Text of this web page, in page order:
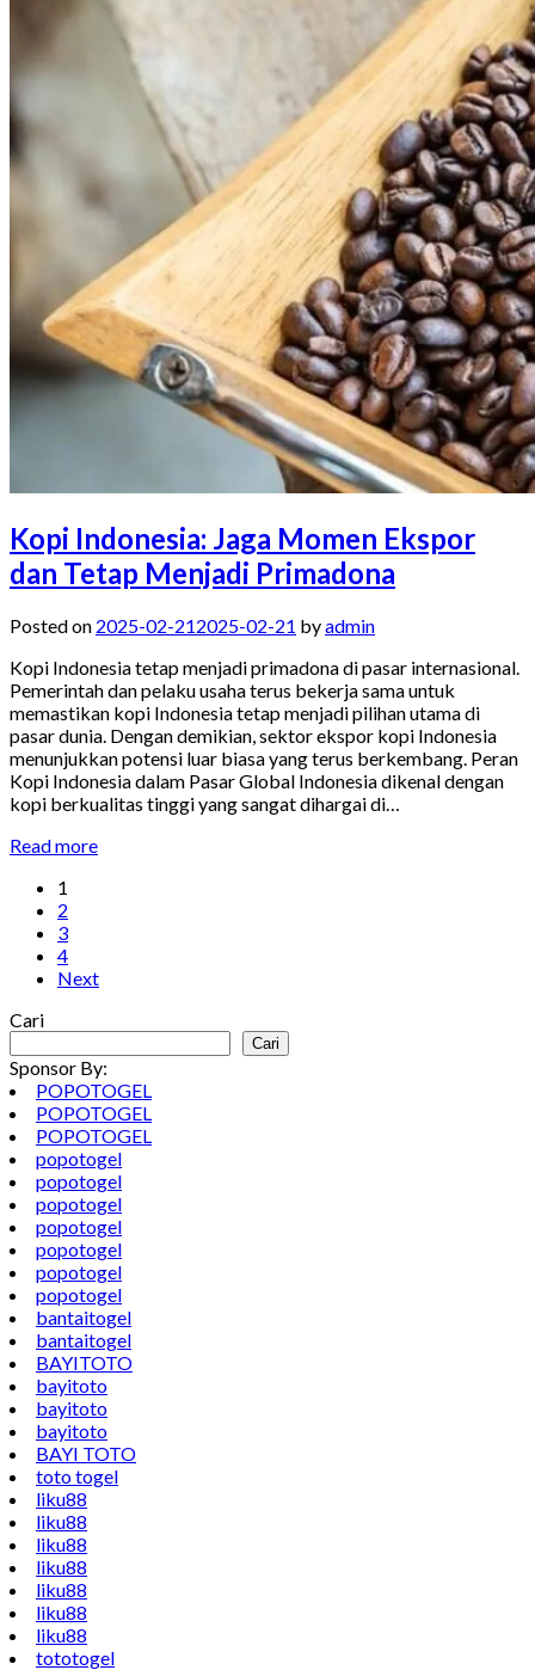
Kopi Indonesia: Jaga Momen Ekspor
dan Tetap Menjadi Primadona
Posted on 2025-02-212025-02-21 byadmin
Kopi Indonesia tetap menjadi primadona di pasar internasional.
Pemerintah dan pelaku usaha terus bekerja sama untuk
memastikan kopi Indonesia tetap menjadi pilihan utama di
pasar dunia. Dengan demikian, sektor ekspor kopi Indonesia
menunjukkan potensi luar biasa yang terus berkembang. Peran
Kopi Indonesia dalam Pasar Global Indonesia dikenal dengan
kopi berkualitas tinggi yang sangat dihargai di…
Read more
Paginasi
pos
1
2
3
4
Next
Cari
Cari
Sponsor By:
POPOTOGEL
POPOTOGEL
POPOTOGEL
popotogel
popotogel
popotogel
popotogel
popotogel
popotogel
popotogel
bantaitogel
bantaitogel
BAYITOTO
bayitoto
bayitoto
bayitoto
BAYI TOTO
toto togel
liku88
liku88
liku88
liku88
liku88
liku88
liku88
tototogel